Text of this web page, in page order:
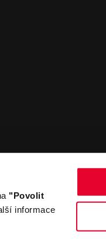
"Povolit
informace